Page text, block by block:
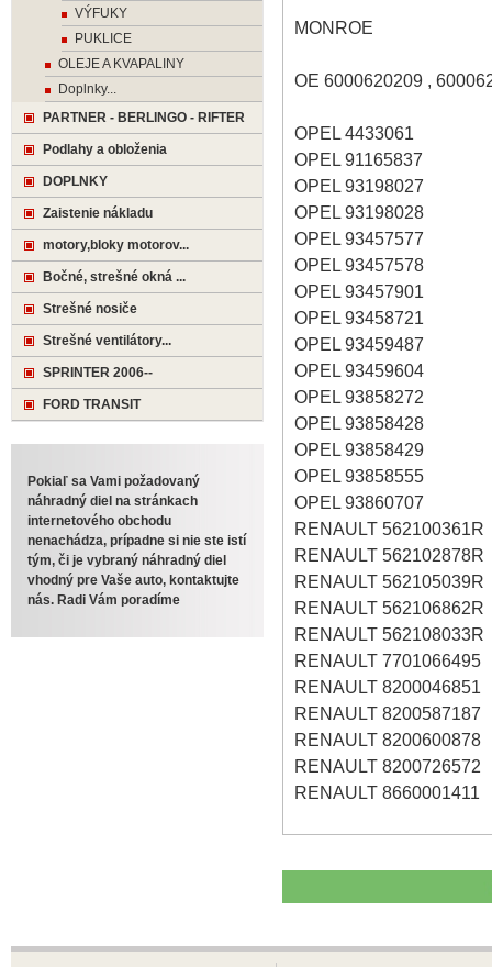
MONROE
OE 6000620209 ,
OPEL 4433061
OPEL 91165837
OPEL 93198027
OPEL 93198028
OPEL 93457577
OPEL 93457578
OPEL 93457901
OPEL 93458721
OPEL 93459487
OPEL 93459604
OPEL 93858272
OPEL 93858428
OPEL 93858429
OPEL 93858555
OPEL 93860707
RENAULT 562100361R
RENAULT 562102878R
RENAULT 562105039R
RENAULT 562106862R
RENAULT 562108033R
RENAULT 7701066495
RENAULT 8200046851
RENAULT 8200587187
RENAULT 8200600878
RENAULT 8200726572
RENAULT 8660001411
VÝFUKY
PUKLICE
OLEJE A KVAPALINY
Doplnky...
PARTNER - BERLINGO - RIFTER
Podlahy a obloženia
DOPLNKY
Zaistenie nákladu
motory,bloky motorov...
Bočné, strešné okná ...
Strešné nosiče
Strešné ventilátory...
SPRINTER 2006--
FORD TRANSIT
Pokiaľ sa Vami požadovaný
náhradný diel na stránkach
internetového obchodu
nenachádza, prípadne si nie ste istí
tým, či je vybraný náhradný diel
vhodný pre Vaše auto, kontaktujte
nás. Radi Vám poradíme